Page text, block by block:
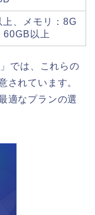
、メモリ：8G
60GB以上
では、これらの
されています。
適なプランの選